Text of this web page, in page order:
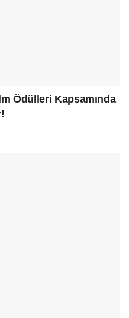
Ödülleri Kapsamında